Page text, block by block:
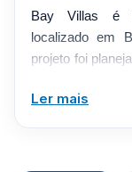
Bay Villas é
localizado em
projeto foi
comodidades
Ler mais